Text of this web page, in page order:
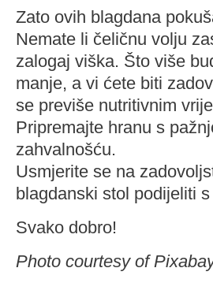
Zato ovih blagdana
Nemate li čeličnu volju
zalogaj viška. Što više
manje, a vi ćete biti
se previše nutritivnim
Pripremajte hranu s
zahvalnošću.
Usmjerite se na
blagdanski stol podijeliti
Svako dobro!
Photo courtesy of